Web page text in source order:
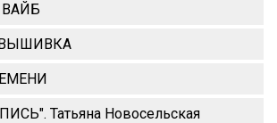
Татьяна Новосельская